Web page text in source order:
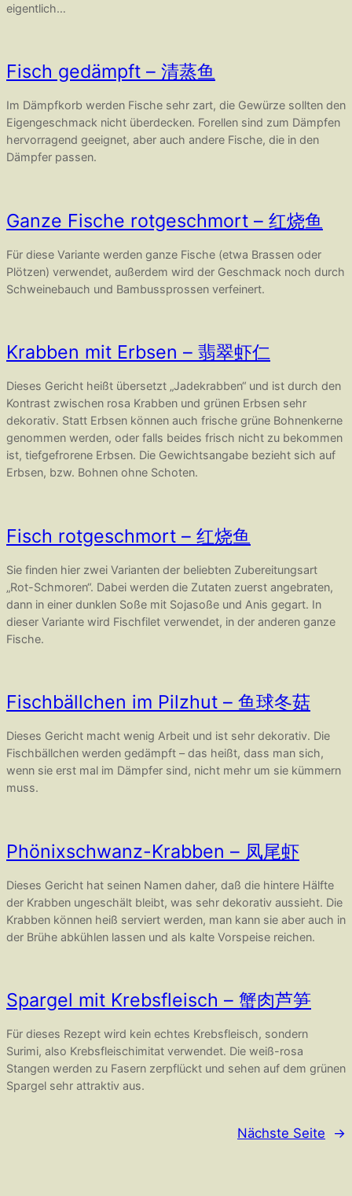
eigentlich…
Fisch gedämpft – 清蒸鱼
Im Dämpfkorb werden Fische sehr zart, die Gewürze sollten den
Eigengeschmack nicht überdecken. Forellen sind zum Dämpfen
hervorragend geeignet, aber auch andere Fische, die in den
Dämpfer passen.
Ganze Fische rotgeschmort – 红烧鱼
Für diese Variante werden ganze Fische (etwa Brassen oder
Plötzen) verwendet, außerdem wird der Geschmack noch durch
Schweinebauch und Bambussprossen verfeinert.
Krabben mit Erbsen – 翡翠虾仁
Dieses Gericht heißt übersetzt „Jadekrabben“ und ist durch den
Kontrast zwischen rosa Krabben und grünen Erbsen sehr
dekorativ. Statt Erbsen können auch frische grüne Bohnenkerne
genommen werden, oder falls beides frisch nicht zu bekommen
ist, tiefgefrorene Erbsen. Die Gewichtsangabe bezieht sich auf
Erbsen, bzw. Bohnen ohne Schoten.
Fisch rotgeschmort – 红烧鱼
Sie finden hier zwei Varianten der beliebten Zubereitungsart
„Rot-Schmoren“. Dabei werden die Zutaten zuerst angebraten,
dann in einer dunklen Soße mit Sojasoße und Anis gegart. In
dieser Variante wird Fischfilet verwendet, in der anderen ganze
Fische.
Fischbällchen im Pilzhut – 鱼球冬菇
Dieses Gericht macht wenig Arbeit und ist sehr dekorativ. Die
Fischbällchen werden gedämpft – das heißt, dass man sich,
wenn sie erst mal im Dämpfer sind, nicht mehr um sie kümmern
muss.
Phönixschwanz-Krabben – 凤尾虾
Dieses Gericht hat seinen Namen daher, daß die hintere Hälfte
der Krabben ungeschält bleibt, was sehr dekorativ aussieht. Die
Krabben können heiß serviert werden, man kann sie aber auch in
der Brühe abkühlen lassen und als kalte Vorspeise reichen.
Spargel mit Krebsfleisch – 蟹肉芦笋
Für dieses Rezept wird kein echtes Krebsfleisch, sondern
Surimi, also Krebsfleischimitat verwendet. Die weiß-rosa
Stangen werden zu Fasern zerpflückt und sehen auf dem grünen
Spargel sehr attraktiv aus.
Nächste Seite →